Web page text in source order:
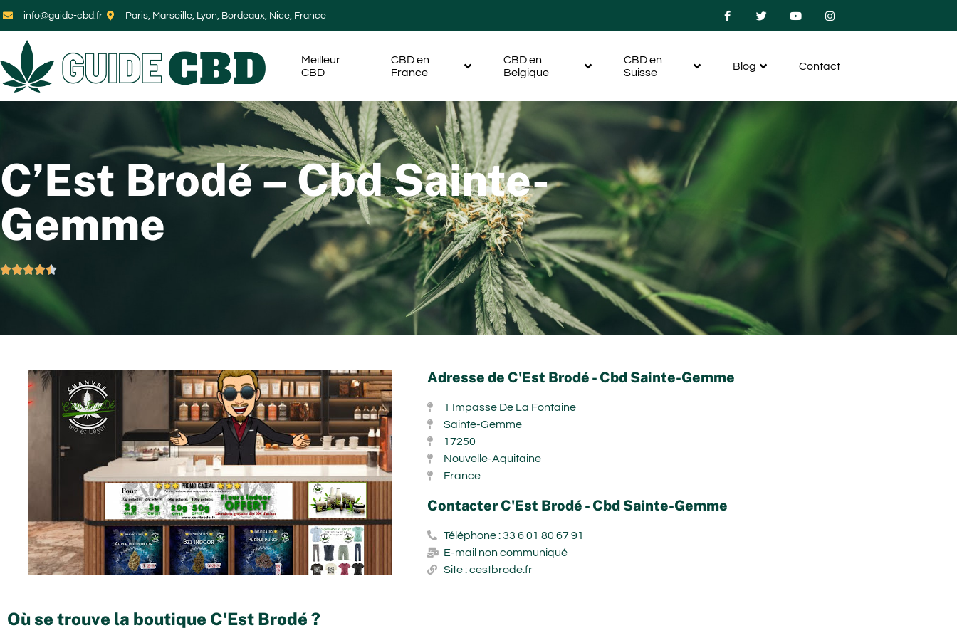
info@guide-cbd.fr Paris, Marseille, Lyon, Bordeaux, Nice, France
Meilleur
CBD
CBD en
France
CBD en
Belgique
CBD en
Suisse
Blog Contact
C’Est Brodé – Cbd Sainte-
Gemme

Adresse de C'Est Brodé - Cbd Sainte-Gemme
1 Impasse De La Fontaine
Sainte-Gemme
17250
Nouvelle-Aquitaine
France
Contacter C'Est Brodé - Cbd Sainte-Gemme
Téléphone : 33 6 01 80 67 91
E-mail non communiqué
Site : cestbrode.fr
Où se trouve la boutique C'Est Brodé ?